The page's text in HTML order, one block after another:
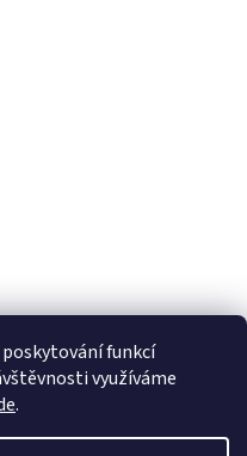
funkcí
využíváme
.